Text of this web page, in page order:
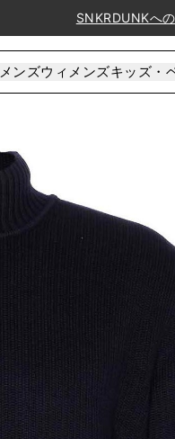
SNKRDUNKへ
メンズウィメンズキッズ・